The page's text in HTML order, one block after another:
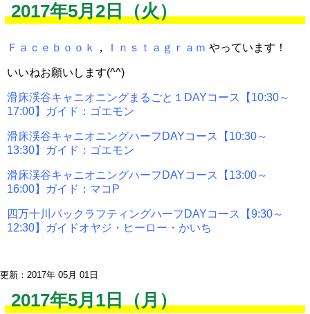
2017年5月2日（火）
Ｆａｃｅｂｏｏｋ ， Ｉｎｓｔａｇｒａｍ やっています！
いいねお願いします(^^)
滑床渓谷キャニオニングまるごと１DAYコース【10:30～
17:00】ガイド：ゴエモン
滑床渓谷キャニオニングハーフDAYコース【10:30～
13:30】ガイド：ゴエモン
滑床渓谷キャニオニングハーフDAYコース【13:00～
16:00】ガイド：マコP
四万十川パックラフティングハーフDAYコース【9:30～
12:30】ガイドオヤジ・ヒーロー・かいち
更新：2017年 05月 01日
2017年5月1日（月）